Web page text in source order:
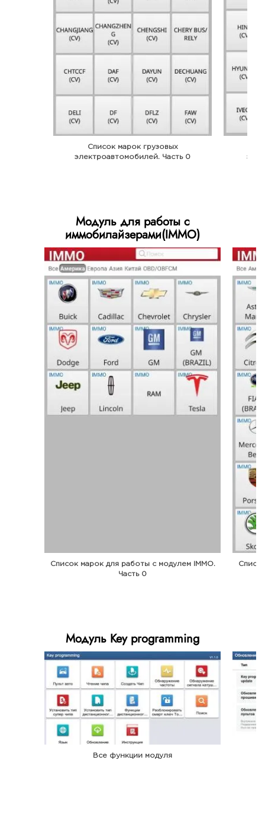
Список марок грузовых
электроавтомобилей. Часть 0
Модуль для работы с
иммобилайзерами(IMMO)
Список марок для работы с модулем IMMO.
Часть 0
Модуль Key programming
Все функции модуля